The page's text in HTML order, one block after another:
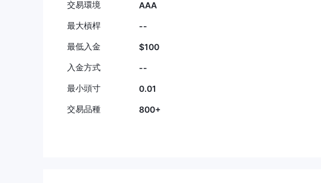
交易環境 AAA
最大槓桿
--
最低入金 $100
入金方式 --
最小頭寸
0.01
交易品種 800+